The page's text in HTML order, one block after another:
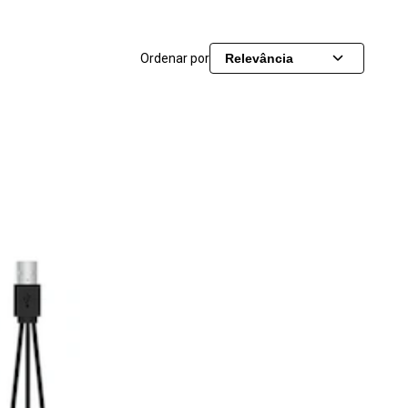
Ordenar por Relevância